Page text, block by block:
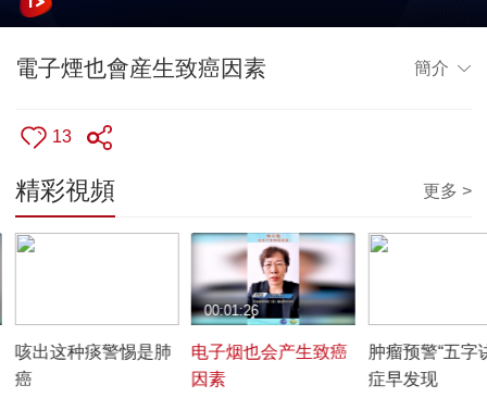
電子煙也會産生致癌因素 簡介
13
精彩視頻 更多 >
咳出这种痰警惕是肺
癌
电子烟也会产生致癌
因素
00:01:26
肿瘤预警“五字
症早发现